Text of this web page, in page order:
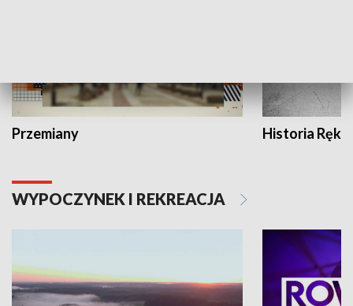
Przemiany Historia Ręką
WYPOCZYNEK I REKREACJA